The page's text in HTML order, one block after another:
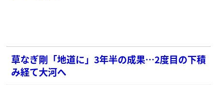
草なぎ剛「地道に」3年半の成果…2度目の下積
み経て大河へ